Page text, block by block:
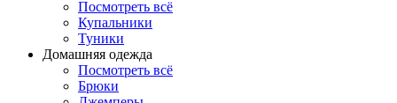
Посмотреть всё
Купальники
Туники
Домашняя одежда
Посмотреть всё
Брюки